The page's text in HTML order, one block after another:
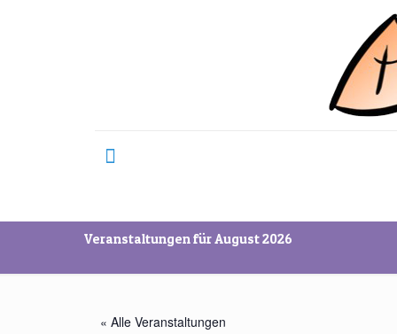
Veranstaltungen für August 2026
« Alle Veranstaltungen